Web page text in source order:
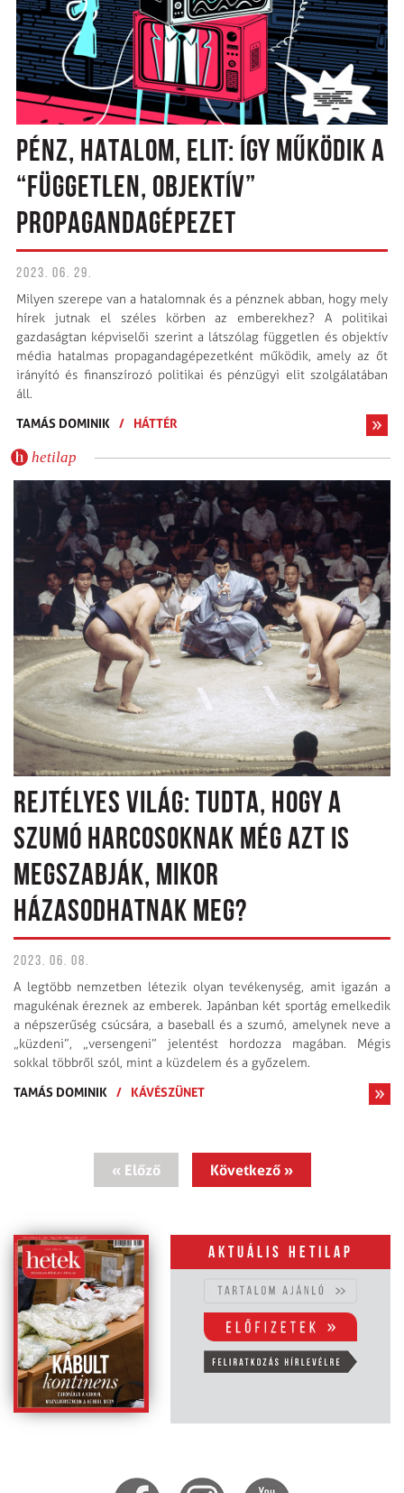
PÉNZ, HATALOM, ELIT: ÍGY MŰKÖDIK A
“FÜGGETLEN, OBJEKTÍV”
PROPAGANDAGÉPEZET
2023. 06. 29.
Milyen szerepe van a hatalomnak és a pénznek abban, hogy mely
hírek jutnak el széles körben az emberekhez? A politikai
gazdaságtan képviselői szerint a látszólag független és objektív
média hatalmas propagandagépezetként működik, amely az őt
irányító és finanszírozó politikai és pénzügyi elit szolgálatában
áll.
TAMÁS DOMINIK
/ HÁTTÉR
hetilap
REJTÉLYES VILÁG: TUDTA, HOGY A
SZUMÓ HARCOSOKNAK MÉG AZT IS
MEGSZABJÁK, MIKOR
HÁZASODHATNAK MEG?
2023. 06. 08.
A legtöbb nemzetben létezik olyan tevékenység, amit igazán a
magukénak éreznek az emberek. Japánban két sportág emelkedik
a népszerűség csúcsára, a baseball és a szumó, amelynek neve a
„küzdeni”, „versengeni” jelentést hordozza magában. Mégis
sokkal többről szól, mint a küzdelem és a győzelem.
TAMÁS DOMINIK
/ KÁVÉSZÜNET
« Előző Következő »
Aktuális hetilap